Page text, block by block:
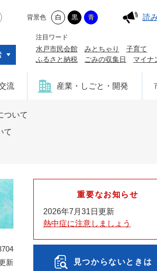
背景色 白 黒 青 読
注目ワード
水戸市民会館 みとちゃり
子育て
ふるさと納税
ごみの収集日 マイナ
流 産業・しごと・開発
ついて
て
新
重要なお知らせ
2026年7月31日更新
熱中症に注意しましょう
見つからないときは